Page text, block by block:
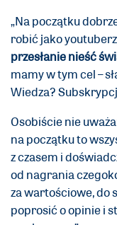
„Na początku
robić jako
przesłanie nieść
mamy w tym cel –
Wiedza?
Osobiście nie
na początku to
z czasem i
od nagrania
za wartościowe, do
poprosić o opinie i